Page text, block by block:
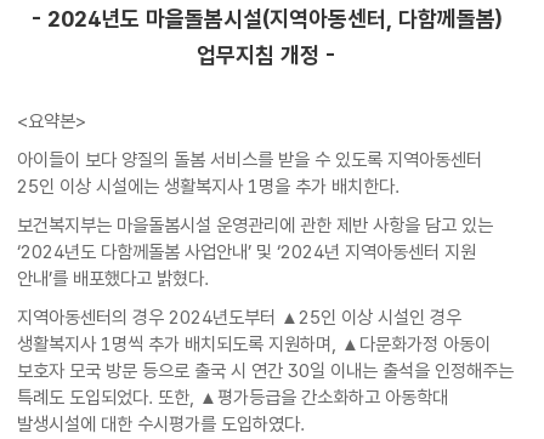
- 2024년도 마을돌봄시설(지역아동센터, 다함께돌봄)
업무지침 개정 -
<요약본>
아이들이 보다 양질의 돌봄 서비스를 받을 수 있도록 지역아동센터
25인 이상 시설에는 생활복지사 1명을 추가 배치한다.
보건복지부는 마을돌봄시설 운영관리에 관한 제반 사항을 담고 있는
‘2024년도 다함께돌봄 사업안내’ 및 ‘2024년 지역아동센터 지원
안내’를 배포했다고 밝혔다.
지역아동센터의 경우 2024년도부터 ▲25인 이상 시설인 경우
생활복지사 1명씩 추가 배치되도록 지원하며, ▲다문화가정 아동이
보호자 모국 방문 등으로 출국 시 연간 30일 이내는 출석을 인정해주는
특례도 도입되었다. 또한, ▲평가등급을 간소화하고 아동학대
발생시설에 대한 수시평가를 도입하였다.